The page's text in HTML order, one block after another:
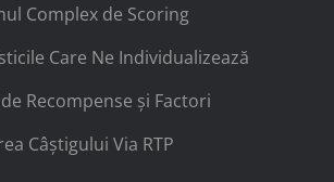
Complex de Scoring
Care Ne Individualizează
Recompense și Factori
Câștigului Via RTP